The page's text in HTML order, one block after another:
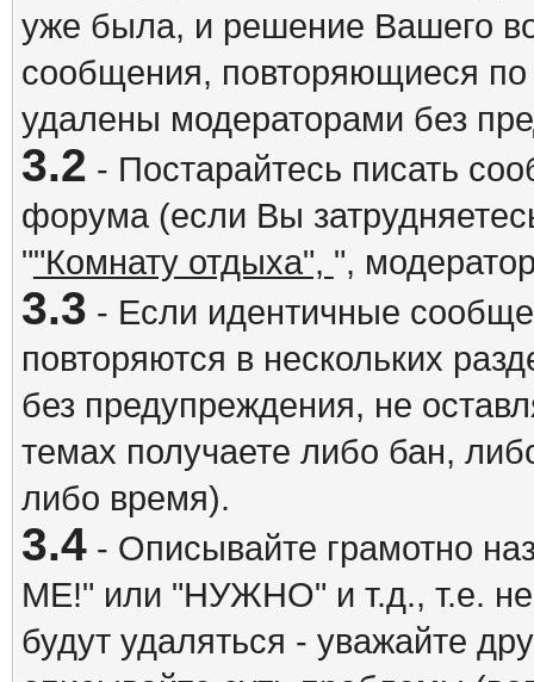
уже была, и решение Вашего
сообщения, повторяющиеся
удалены модераторами без
3.2 - Постарайтесь писать
форума (если Вы
""Комнату отдыха", ",
3.3 - Если идентичные
повторяются в нескольких
без предупреждения, не
темах получаете либо бан,
либо время).
3.4- Описывайте грамотно
ME!" или "НУЖНО" и т.д., т.е.
будут удаляться - уважайте